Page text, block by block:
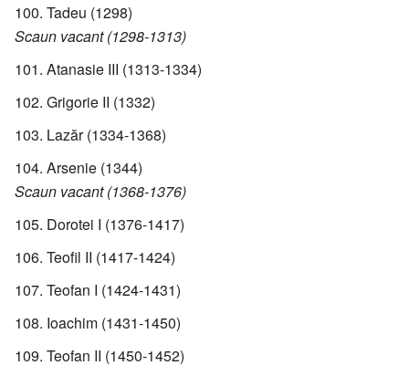
Tadeu (1298)
Scaun vacant (1298-1313)
Atanasie III (1313-1334)
Grigorie II (1332)
Lazăr (1334-1368)
Arsenie (1344)
Scaun vacant (1368-1376)
Dorotei I (1376-1417)
Teofil II (1417-1424)
Teofan I (1424-1431)
Ioachim (1431-1450)
Teofan II (1450-1452)